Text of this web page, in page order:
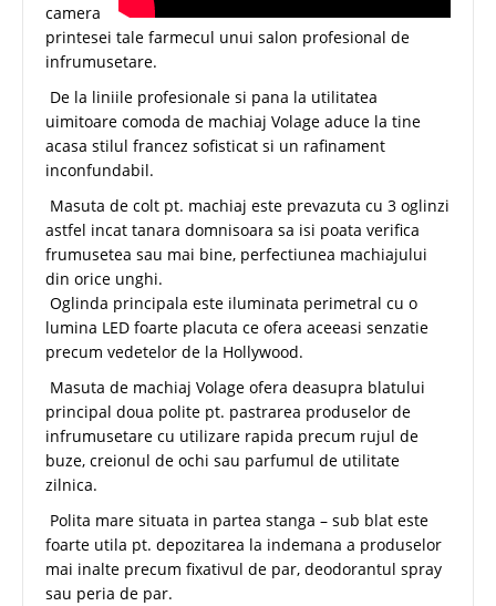
camera
printesei tale farmecul unui salon profesional de
infrumusetare.
De la liniile profesionale si pana la utilitatea
uimitoare comoda de machiaj Volage aduce la tine
acasa stilul francez sofisticat si un rafinament
inconfundabil.
Masuta de colt pt. machiaj este prevazuta cu 3 oglinzi
astfel incat tanara domnisoara sa isi poata verifica
frumusetea sau mai bine, perfectiunea machiajului
din orice unghi.
Oglinda principala este iluminata perimetral cu o
lumina LED foarte placuta ce ofera aceeasi senzatie
precum vedetelor de la Hollywood.
Masuta de machiaj Volage ofera deasupra blatului
principal doua polite pt. pastrarea produselor de
infrumusetare cu utilizare rapida precum rujul de
buze, creionul de ochi sau parfumul de utilitate
zilnica.
Polita mare situata in partea stanga – sub blat este
foarte utila pt. depozitarea la indemana a produselor
mai inalte precum fixativul de par, deodorantul spray
sau peria de par.